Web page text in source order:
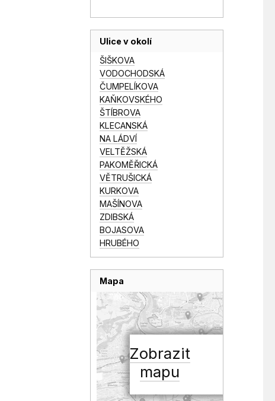
Ulice v okolí
ŠIŠKOVA
VODOCHODSKÁ
ČUMPELÍKOVA
KAŇKOVSKÉHO
ŠTÍBROVA
KLECANSKÁ
NA LÁDVÍ
VELTĚŽSKÁ
PAKOMĚŘICKÁ
VĚTRUŠICKÁ
KURKOVA
MAŠÍNOVA
ZDIBSKÁ
BOJASOVA
HRUBÉHO
Mapa
Zobrazit
mapu